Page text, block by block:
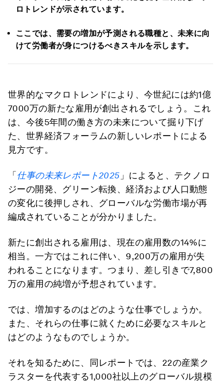
ロトレンドが示されています。
ここでは、需要の増加が予測される職種と、未来に向
けて労働者が身につけるべきスキルを示します。
世界的なマクロトレンドにより、今世紀には約1億
7000万の新たな雇用が創出されるでしょう。これ
は、今後5年間の働き方の未来について掘り下げ
た、世界経済フォーラムの新しいレポートによる
見方です。
「 仕事の未来レポート2025 」によると、テクノロ
ジーの開発、グリーン転換、経済および人口動態
の変化に後押しされ、グローバルな労働市場が再
編成されていることが分かりました。
新たに創出される雇用は、現在の雇用数の14%に
相当。一方ではこれに伴い、9,200万の雇用が失
われることになります。つまり、差し引きで7,800
万の雇用の純増が予想されています。
では、増加するのはどのような仕事でしょうか。
また、それらの仕事に就くために必要なスキルと
はどのようなものでしょうか。
それを知るために、同レポートでは、22の産業ク
ラスターを代表する1,000社以上のグローバル規模